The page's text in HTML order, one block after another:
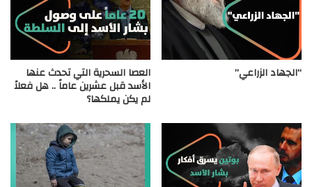
“الجهاد الزراعي” العصا السحرية التي تحدث عنها
الأسد قبل عشرين عاماً .. هل فعلاً
لم يكن يملكها؟